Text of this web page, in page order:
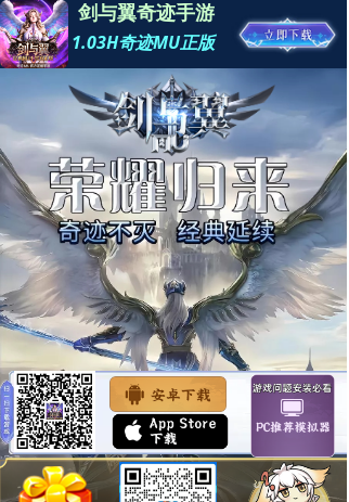
剑与翼奇迹手游
1.03H奇迹MU正版